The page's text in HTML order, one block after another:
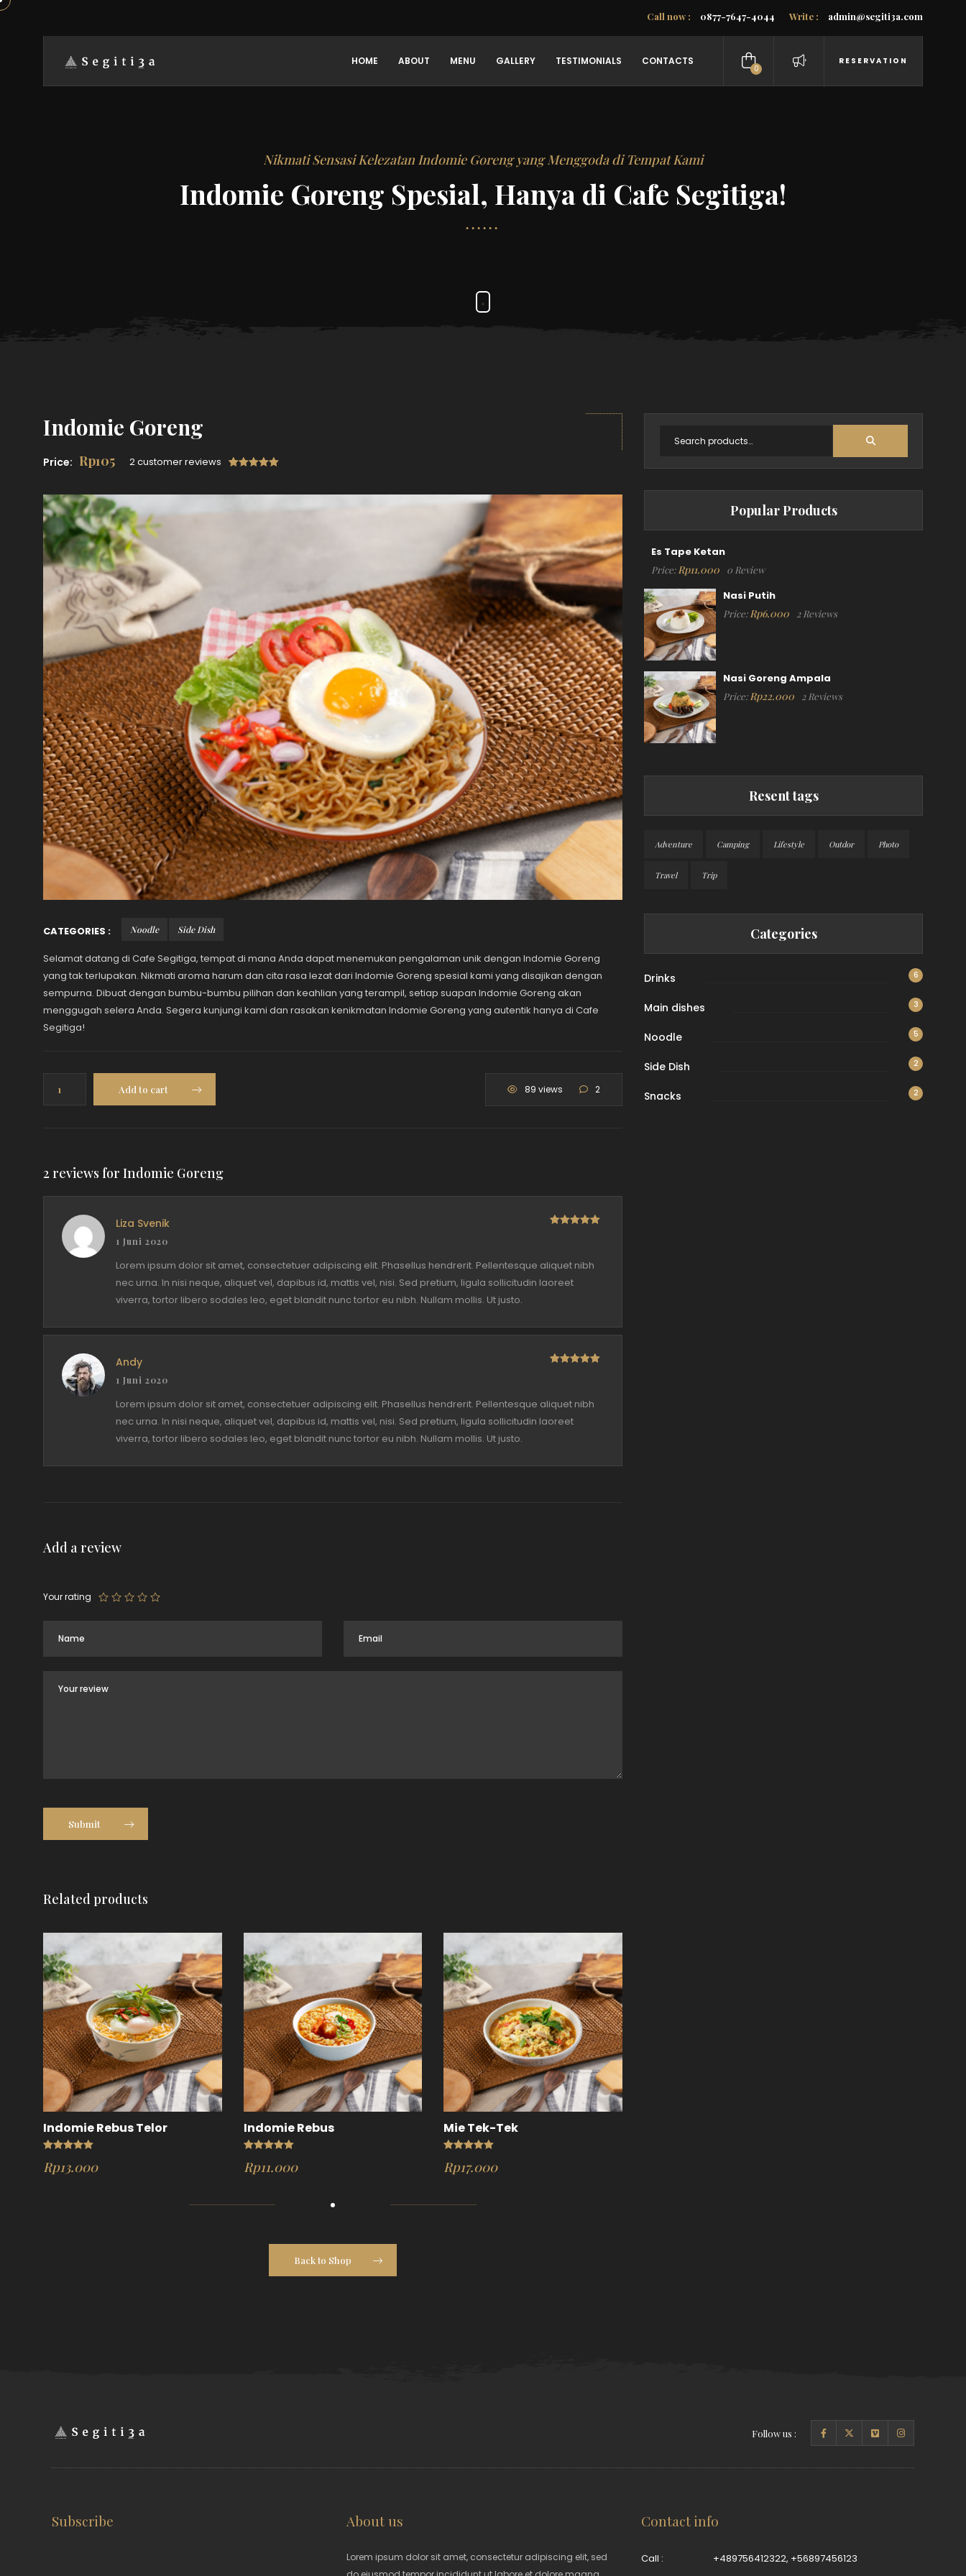
Call now : 0877-7647-4044 Write : admin@segiti3a.com
RESERVATION
0
HOME ABOUT MENU GALLERY TESTIMONIALS CONTACTS
Nikmati Sensasi Kelezatan Indomie Goreng yang Menggoda di Tempat Kami
Indomie Goreng Spesial, Hanya di Cafe Segitiga!
Indomie Goreng
Price: Rp105 2 customer reviews
based on
CATEGORIES : Noodle Side Dish
Selamat datang di Cafe Segitiga, tempat di mana Anda dapat menemukan pengalaman unik dengan Indomie Goreng
yang tak terlupakan. Nikmati aroma harum dan cita rasa lezat dari Indomie Goreng spesial kami yang disajikan dengan
sempurna. Dibuat dengan bumbu-bumbu pilihan dan keahlian yang terampil, setiap suapan Indomie Goreng akan
menggugah selera Anda. Segera kunjungi kami dan rasakan kenikmatan Indomie Goreng yang autentik hanya di Cafe
Segitiga!
Goreng
quantity
Add to cart 89 views 2
2 reviews for Indomie Goreng
Liza Svenik
1 Juni 2020
Lorem ipsum dolor sit amet, consectetuer adipiscing elit. Phasellus hendrerit. Pellentesque aliquet nibh
nec urna. In nisi neque, aliquet vel, dapibus id, mattis vel, nisi. Sed pretium, ligula sollicitudin laoreet
viverra, tortor libero sodales leo, eget blandit nunc tortor eu nibh. Nullam mollis. Ut justo.
Andy
1 Juni 2020
Lorem ipsum dolor sit amet, consectetuer adipiscing elit. Phasellus hendrerit. Pellentesque aliquet nibh
nec urna. In nisi neque, aliquet vel, dapibus id, mattis vel, nisi. Sed pretium, ligula sollicitudin laoreet
viverra, tortor libero sodales leo, eget blandit nunc tortor eu nibh. Nullam mollis. Ut justo.
Add a review
Your rating
Submit
Related products
Indomie Rebus Telor
out of 5
Rp13.000
Indomie Rebus
out of 5
Rp11.000
Mie Tek-Tek
out of 5
Rp17.000
Back to Shop
Popular Products
Es Tape Ketan
Price:Rp11.000 0 Review
Nasi Putih
Price:Rp6.000 2 Reviews
Nasi Goreng Ampala
Price:Rp22.000 2 Reviews
Resent tags
Adventure Camping Lifestyle Outdor Photo
Travel Trip
Categories
Drinks 6
Main dishes 3
Noodle 5
Side Dish 2
Snacks 2
Follow us :
Subscribe About us
Lorem ipsum dolor sit amet, consectetur adipiscing elit, sed
Contact info
Call : +489756412322, +56897456123